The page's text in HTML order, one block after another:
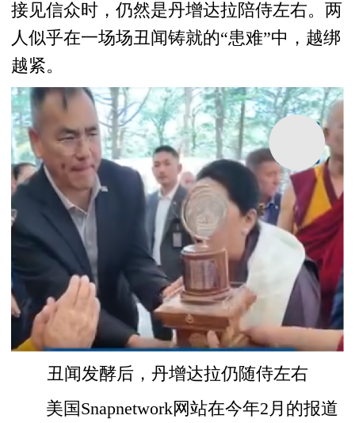
接见信众时，仍然是丹增达拉陪侍左右。两
人似乎在一场场丑闻铸就的“患难”中，越绑
越紧。
丑闻发酵后，丹增达拉仍随侍左右
美国Snapnetwork网站在今年2月的报道